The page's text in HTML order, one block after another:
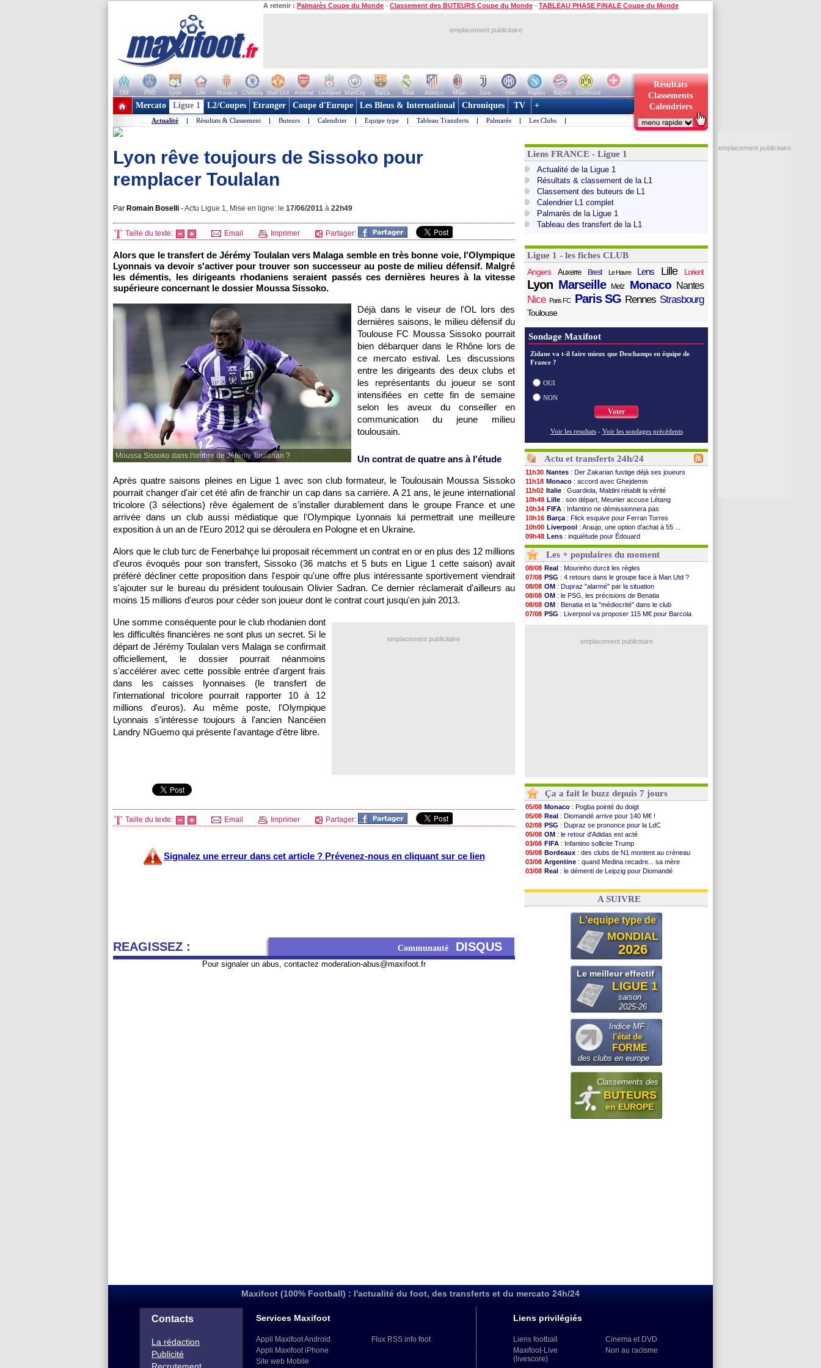
A retenir : Palmarès Coupe du Monde - Classement des BUTEURS Coupe du Monde - TABLEAU PHASE FINALE Coupe du Monde
emplacement publicitaire
OM PSG Lyon Lille Monaco Chelsea Man Utd Arsenal Liverpool ManCity Barca Real Atletico Milan Juve Inter Naples Bayern
Dortmund
+ de clubs
Résultats
Classements
Calendriers
Mercato Ligue 1 L2/Coupes Etranger Coupe d'Europe Les Bleus & International Chroniques TV +
Actualité | Résultats & Classement | Buteurs | Calendrier | Equipe type | Tableau Transferts | Palmarès | Les Clubs |
Lyon rêve toujours de Sissoko pour
remplacer Toulalan
Par Romain Boselli -Actu Ligue 1, Mise en ligne: le 17/06/2011 à 22h49
Taille du texte: Email Imprimer Partager:
Alors que le transfert de Jérémy Toulalan vers Malaga semble en très bonne voie, l'Olympique
Lyonnais va devoir s'activer pour trouver son successeur au poste de milieu défensif. Malgré
les démentis, les dirigeants rhodaniens seraient passés ces dernières heures à la vitesse
supérieure concernant le dossier Moussa Sissoko.
Moussa Sissoko dans l'ombre de Jérémy Toulanan ?
Déjà dans le viseur de l'OLlors des
dernières saisons, le milieu défensif du
Toulouse FC Moussa Sissoko pourrait
bien débarquer dans le Rhône lors de
ce mercato estival. Les discussions
entre les dirigeants des deux clubs et
les représentants du joueur se sont
intensifiées en cette fin de semaine
selon les aveux du conseiller en
communication du jeune milieu
toulousain.
Un contrat de quatre ans à l'étude
Après quatre saisons pleines en Ligue 1 avec son club formateur, le Toulousain Moussa Sissoko
pourrait changer d'air cet été afin de franchir un cap dans sa carrière. A 21 ans, le jeune international
tricolore (3 sélections) rêve également de s'installer durablement dans le groupe France et une
arrivée dans un club aussi médiatique que l'Olympique Lyonnais lui permettrait une meilleure
exposition à un an de l'Euro 2012 qui se déroulera en Pologne et en Ukraine.
Alors que le club turc de Fenerbahçe lui proposait récemment un contrat en or en plus des 12 millions
d'euros évoqués pour son transfert, Sissoko (36 matchs et 5 buts en Ligue 1 cette saison) avait
préféré décliner cette proposition dans l'espoir qu'une offre plus intéressante sportivement viendrait
s'ajouter sur le bureau du président toulousain Olivier Sadran. Ce dernier réclamerait d'ailleurs au
moins 15 millions d'euros pour céder son joueur dont le contrat court jusqu'en juin 2013.
emplacement publicitaire
Une somme conséquente pour le club rhodanien dont
les difficultés financières ne sont plus un secret. Si le
départ de Jérémy Toulalan vers Malaga se confirmait
officiellement, le dossier pourrait néanmoins
s'accélérer avec cette possible entrée d'argent frais
dans les caisses lyonnaises (le transfert de
l'international tricolore pourrait rapporter 10 à 12
millions d'euros). Au même poste, l'Olympique
Lyonnais s'intéresse toujours à l'ancien Nancéien
Landry NGuemo qui présente l'avantage d'être libre.
Taille du texte: Email Imprimer Partager:
Signalez une erreur dans cet article ? Prévenez-nous en cliquant sur ce lien
REAGISSEZ : Communauté DISQUS
Pour signaler un abus, contactez moderation-abus@maxifoot.fr
Liens FRANCE - Ligue 1
Actualité de la Ligue 1
Résultats & classement de la L1
Classement des buteurs de L1
Calendrier L1 complet
Palmarès de la Ligue 1
Tableau des transfert de la L1
Ligue 1 - les fiches CLUB
Angers
Auxerre Brest Le Havre Lens Lille Lorient
Lyon Marseille Metz Monaco Nantes
Nice Paris FC Paris SG Rennes Strasbourg
Toulouse
Sondage Maxifoot
Zidane va t-il faire mieux que Deschamps en équipe de
France ?
OUI
NON
Voter
Voir les resultats - Voir les sondages précédents
Actu et transferts 24h/24
11h30 Nantes : Der Zakarian fustige déjà ses joueurs
11h18 Monaco : accord avec Ghejdemis
11h02 Italie : Guardiola, Maldini rétablit la vérité
10h49 Lille : son départ, Meunier accuse Létang
10h34 FIFA : Infantino ne démissionnera pas
10h16 Barça : Flick esquive pour Ferran Torres
10h00 Liverpool : Araujo, une option d'achat à 55 ...
09h48 Lens : inquiétude pour Édouard
09h25 Man Utd: Vitek vendu à Middlesbrough (off.)
09h10
PSV : Sano recruté pour 14,5 M€ (officiel)
08h52 OM: Coventry pense à Angel Gomes
08/08 PSG : Rafel Pol satisfait des progrès
08/08 Amical : le Barça vainqueur puis battu
08/08 Inter : Calhanoglu prêt à prolonger
08/08 Nice : Abdelmonem veut rester
08/08 L2: le classement complet
08/08 L2: les résultats de la soirée
: Ivanovic proche de Lens
Les + populaires du moment
08/08 Real : Mourinho durcit les règles
07/08 PSG : 4 retours dans le groupe face à Man Utd ?
08/08 OM : Dupraz "alarmé" par la situation
08/08 OM : le PSG, les précisions de Benatia
08/08 OM : Benatia et la "médiocrité" dans le club
07/08 PSG : Liverpool va proposer 115 M€ pour Barcola
emplacement publicitaire
Ça a fait le buzz depuis 7 jours
05/08 Monaco : Pogba pointé du doigt
05/08 Real : Diomandé arrive pour 140 M€ !
02/08 PSG : Dupraz se prononce pour la LdC
05/08 OM : le retour d'Adidas est acté
03/08 FIFA : Infantino sollicite Trump
05/08 Bordeaux : des clubs de N1 montent au créneau
03/08 Argentine : quand Medina recadre... sa mère
03/08 Real : le démenti de Leipzig pour Diomandé
03/08 OM: Paixão attire un 2e club anglais
A SUIVRE
L'equipe type de
MONDIAL
2026
Le meilleur effectif
LIGUE 1
saison
2025-26
Indice MF :
l'état de
FORME
des clubs en europe
Classements des
BUTEURS
en EUROPE
emplacement publicitaire
Maxifoot (100% Football) : l'actualité du foot, des transferts et du mercato 24h/24
Contacts
La rédaction
Publicité
Services Maxifoot
Appli Maxifoot Android
Appli Maxifoot iPhone
Site web Mobile
Flux RSS info foot
Liens privilégiés
Liens football
Maxifoot-Live
(livescore)
Cinema et DVD
Non au racisme